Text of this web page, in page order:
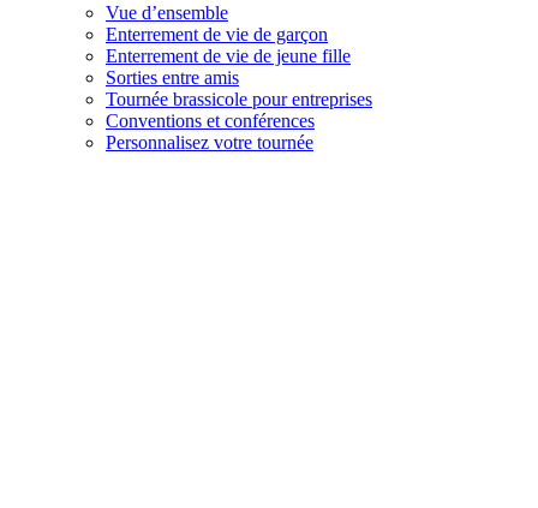
Vue d’ensemble
Enterrement de vie de garçon
Enterrement de vie de jeune fille
Sorties entre amis
Tournée brassicole pour entreprises
Conventions et conférences
Personnalisez votre tournée